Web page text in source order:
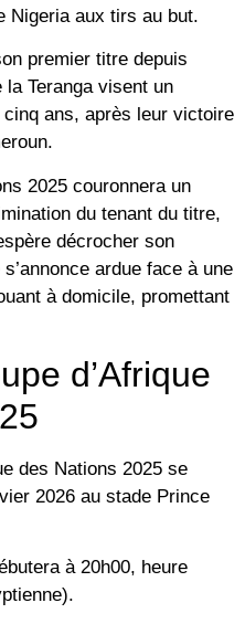
Nigeria aux tirs au but.
premier titre depuis
Teranga visent un
ans, après leur victoire
2025 couronnera un
du tenant du titre,
décrocher son
ardue face à une
à domicile, promettant
d’Afrique
des Nations 2025 se
2026 au stade Prince
à 20h00, heure